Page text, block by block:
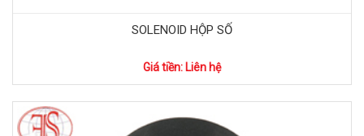
SOLENOID HỘP SỐ
Giá tiền: Liên hệ